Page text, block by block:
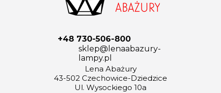
+48 730-506-800
sklep@lenaabazury-
lampy.pl
Lena Abażury
43-502 Czechowice-Dziedzice
Ul. Wysockiego 10a